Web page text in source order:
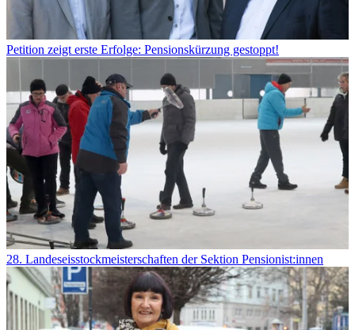
Petition zeigt erste Erfolge: Pensionskürzung gestoppt!
28. Landeseisstockmeisterschaften der Sektion Pensionist:innen